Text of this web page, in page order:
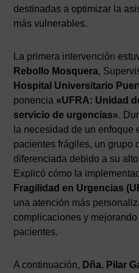
destinadas a optimizar la
más vulnerables.
La primera intervención
Rebollo Mosquera,
Hospital Universitario
ponencia «UFRA: Unidad
servicio de urgencias».
la necesidad de un
pacientes frágiles, un grupo
diferenciada debido a su
Explicó cómo la
Fragilidad en Urgencias
una atención más
complicaciones y
pacientes.
A continuación, Dña. Pilar